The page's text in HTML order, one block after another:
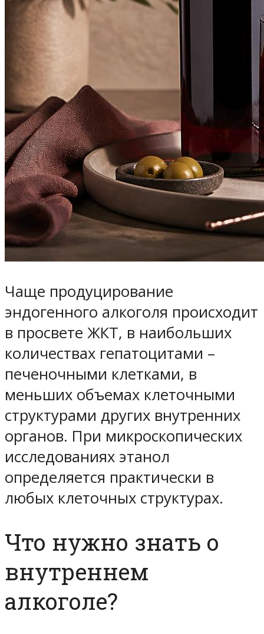
Чаще продуцирование
эндогенного алкоголя происходит
в просвете ЖКТ, в наибольших
количествах гепатоцитами –
печеночными клетками, в
меньших объемах клеточными
структурами других внутренних
органов. При микроскопических
исследованиях этанол
определяется практически в
любых клеточных структурах.
Что нужно знать о
внутреннем
алкоголе?